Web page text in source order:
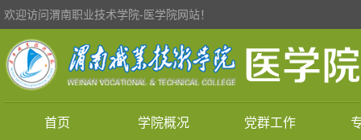
欢迎访问渭南职业技术学院-医学院网站！
首页 学院概况 党群工作